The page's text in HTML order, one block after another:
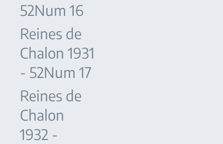
52Num 16
Reines de
Chalon 1931
- 52Num 17
Reines de
Chalon
1932 -